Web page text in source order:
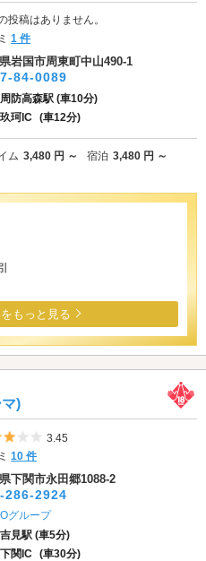
投稿はありません。
1 件
岩国市周東町中山490-1
84-0089
周防高森駅 (車10分)
玖珂IC (車12分)
ム 3,480 円 ～ 宿泊 3,480 円 ～
もっと見る
)
5つ星のうち3
3.45
10 件
下関市永田郷1088-2
286-2924
グループ
吉見駅 (車5分)
下関IC (車30分)